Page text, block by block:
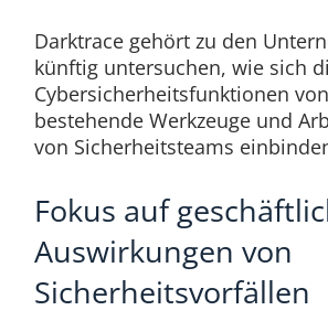
Darktrace gehört zu den
künftig untersuchen, wie sich
Cybersicherheitsfunktionen
bestehende Werkzeuge und
von Sicherheitsteams
Fokus auf
Auswirkungen von
Sicherheitsvorfällen